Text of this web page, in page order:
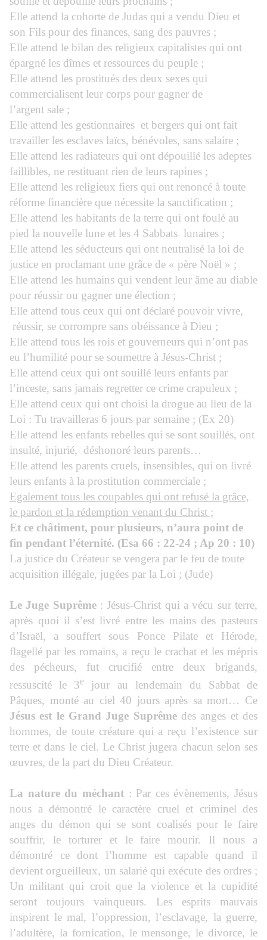
Elle attend la cohorte de Judas qui a vendu Dieu et
son Fils pour des finances, sang des pauvres ;
Elle attend le bilan des religieux capitalistes qui ont
épargné les dîmes et ressources du peuple ;
Elle attend les prostitués des deux sexes qui
commercialisent leur corps pour gagner de
l’argent sale ;
Elle attend les gestionnaires et bergers qui ont fait
travailler les esclaves laïcs, bénévoles, sans salaire ;
Elle attend les radiateurs qui ont dépouillé les adeptes
faillibles, ne restituant rien de leurs rapines ;
Elle attend les religieux fiers qui ont renoncé à toute
réforme financière que nécessite la sanctification ;
Elle attend les habitants de la terre qui ont foulé au
pied la nouvelle lune et les 4 Sabbats lunaires ;
Elle attend les séducteurs qui ont neutralisé la loi de
justice en proclamant une grâce de « père Noël » ;
Elle attend les humains qui vendent leur âme au diable
pour réussir ou gagner une élection ;
Elle attend tous ceux qui ont déclaré pouvoir vivre,
réussir, se corrompre sans obéissance à Dieu ;
Elle attend tous les rois et gouverneurs qui n’ont pas
eu l’humilité pour se soumettre à Jésus-Christ ;
Elle attend ceux qui ont souillé leurs enfants par
l’inceste, sans jamais regretter ce crime crapuleux ;
Elle attend ceux qui ont choisi la drogue au lieu de la
Loi : Tu travailleras 6 jours par semaine ; (Ex 20)
Elle attend les enfants rebelles qui se sont souillés, ont
insulté, injurié,
déshonoré leurs parents…
Elle attend les parents cruels, insensibles, qui on livré
leurs enfants à la prostitution commerciale ;
Egalement tous les coupables qui ont refusé la grâce,
le pardon et la rédemption venant du Christ ;
Et ce châtiment, pour plusieurs, n’aura point de
fin pendant l’éternité. (Esa 66 : 22-24 ; Ap 20 : 10)
La justice du Créateur se vengera par le feu de toute
acquisition illégale, jugées par la Loi ; (Jude)
Le Juge Suprême: Jésus-Christ qui a vécu sur terre,
après quoi il s’est livré entre les mains des pasteurs
d’Israël, a souffert sous Ponce Pilate et Hérode,
flagellé par les romains, a reçu le crachat et les mépris
des pécheurs, fut crucifié entre deux brigands,
ressuscité le 3e
jour au lendemain du Sabbat de
Pâques, monté au ciel 40 jours après sa mort… Ce
Jésus est le Grand Juge Suprêmedes anges et des
hommes, de toute créature qui a reçu l’existence sur
terre et dans le ciel. Le Christ jugera chacun selon ses
œuvres, de la part du Dieu Créateur.
La nature du méchant: Par ces évènements, Jésus
nous a démontré le caractère cruel et criminel des
anges du démon qui se sont coalisés pour le faire
souffrir, le torturer et le faire mourir. Il nous a
démontré ce dont l’homme est capable quand il
devient orgueilleux, un salarié qui exécute des ordres ;
Un militant qui croit que la violence et la cupidité
seront toujours vainqueurs. Les esprits mauvais
inspirent le mal, l’oppression, l’esclavage, la guerre,
l’adultère, la fornication, le mensonge, le divorce, le